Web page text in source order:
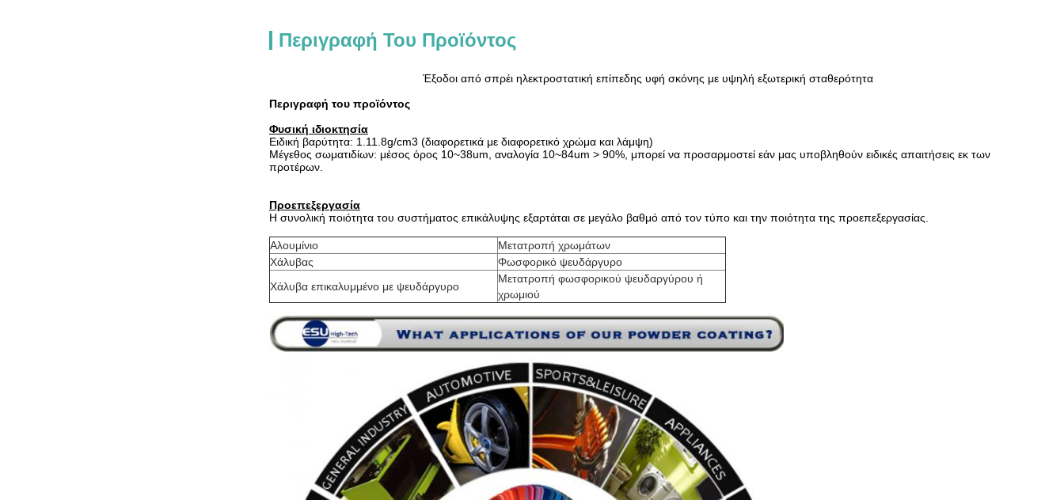
Περιγραφή Του Προϊόντος
Έξοδοι από σπρέι ηλεκτροστατική επίπεδης υφή σκόνης με υψηλή εξωτερική σταθερότητα
Περιγραφή του προϊόντος
Φυσική ιδιοκτησία
Ειδική βαρύτητα: 1.11.8g/cm3 (διαφορετικά με διαφορετικό χρώμα και λάμψη)
Μέγεθος σωματιδίων: μέσος όρος 10~38um, αναλογία 10~84um > 90%, μπορεί να προσαρμοστεί εάν μας υποβληθούν ειδικές απαιτήσεις εκ των
προτέρων.
Προεπεξεργασία
Η συνολική ποιότητα του συστήματος επικάλυψης εξαρτάται σε μεγάλο βαθμό από τον τύπο και την ποιότητα της προεπεξεργασίας.
Αλουμίνιο
Μετατροπή χρωμάτων
Χάλυβας
Φωσφορικό ψευδάργυρο
Χάλυβα επικαλυμμένο με ψευδάργυρο
Μετατροπή φωσφορικού ψευδαργύρου ή
χρωμιού